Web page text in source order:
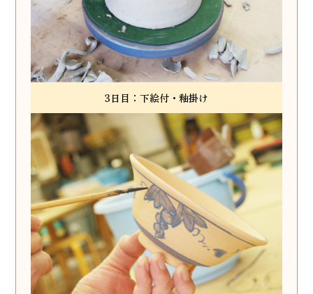
3日目：下絵付・釉掛け